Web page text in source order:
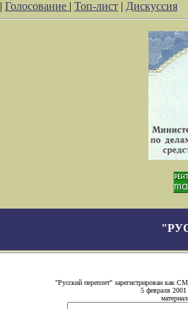
| Голосование | Топ-лист | Дискуссия
"Русский переплет" зарегистрирован как
5 февраля